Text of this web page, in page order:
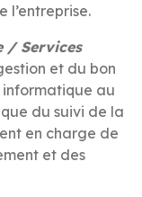
l’entreprise.
/ Services
et du bon
au
du suivi de la
en charge de
et des